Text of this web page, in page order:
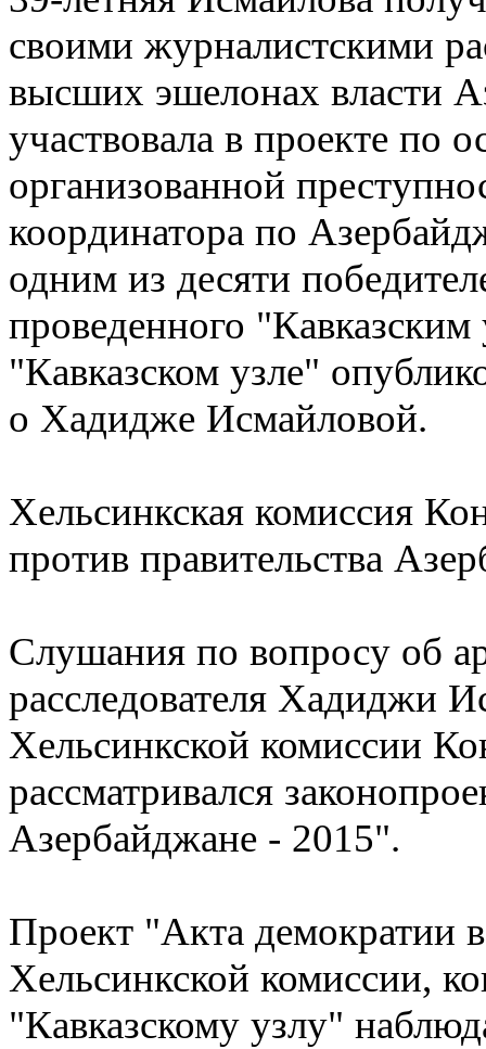
своими журналистскими
высших эшелонах власти
участвовала в проекте по
организованной
координатора по
одним из десяти
проведенного
"Кавказском узле"
о Хадидже Исмайловой.
Хельсинкская комиссия
против правительства
Слушания по вопросу об
расследователя Хадиджи
Хельсинкской комиссии
рассматривался
Азербайджане - 2015".
Проект "Акта демократии
Хельсинкской комиссии,
"Кавказскому узлу"